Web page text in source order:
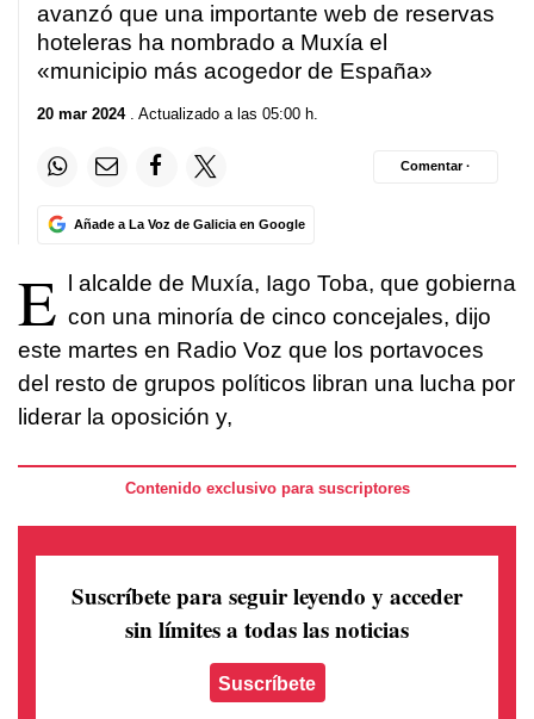
avanzó que una importante web de reservas
hoteleras ha nombrado a Muxía el
«municipio más acogedor de España»
20 mar 2024. Actualizado a las 05:00 h.
Añade a La Voz de Galicia en Google
Comentar ·
E l alcalde de Muxía, Iago Toba, que gobierna
con una minoría de cinco concejales, dijo
este martes en Radio Voz que los portavoces
del resto de grupos políticos libran una lucha por
liderar la oposición y,
Contenido exclusivo para suscriptores
Suscríbete para seguir leyendo y acceder
sin límites a todas las noticias
Suscríbete